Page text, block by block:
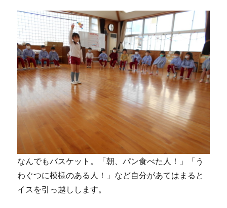
なんでもバスケット。「朝、パン食べた人！」「う
わぐつに模様のある人！」など自分があてはまると
イスを引っ越しします。